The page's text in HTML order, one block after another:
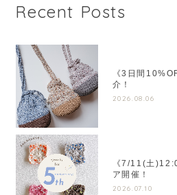
Recent Posts
《3日間
介！
2026.08.06
《7/11(土
ア開催！
2026.07.10